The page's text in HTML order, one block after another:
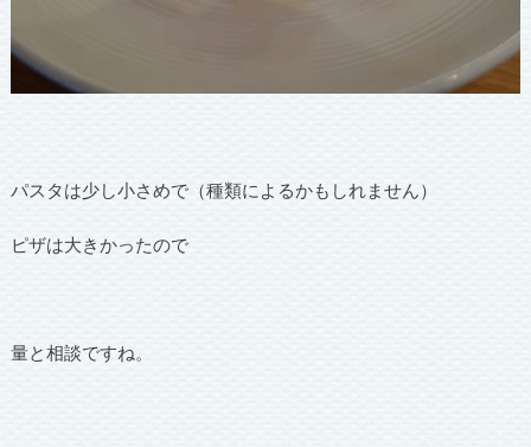
パスタは少し小さめで（種類によるかもしれません）
ピザは大きかったので
量と相談ですね。